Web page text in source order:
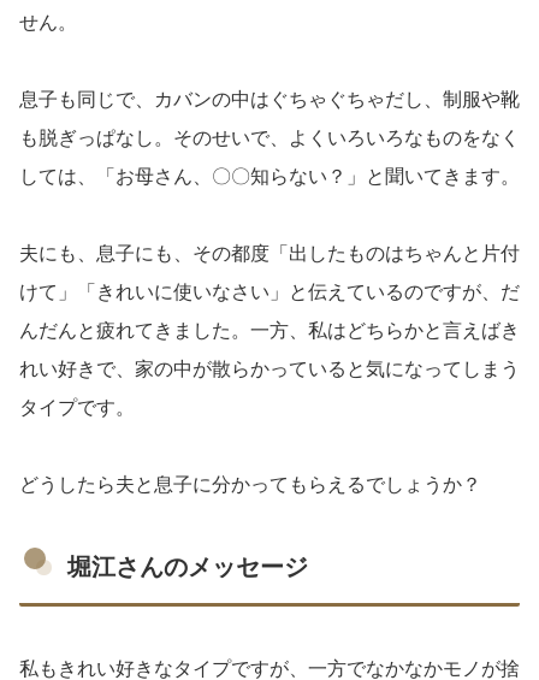
せん。
息子も同じで、カバンの中はぐちゃぐちゃだし、制服や靴
も脱ぎっぱなし。そのせいで、よくいろいろなものをなく
しては、「お母さん、〇〇知らない？」と聞いてきます。
夫にも、息子にも、その都度「出したものはちゃんと片付
けて」「きれいに使いなさい」と伝えているのですが、だ
んだんと疲れてきました。一方、私はどちらかと言えばき
れい好きで、家の中が散らかっていると気になってしまう
タイプです。
どうしたら夫と息子に分かってもらえるでしょうか？
堀江さんのメッセージ
私もきれい好きなタイプですが、一方でなかなかモノが捨